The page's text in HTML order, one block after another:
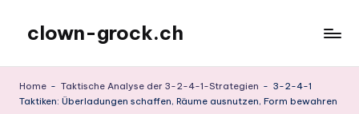
content
clown-grock.ch
Home - Taktische Analyse der 3-2-4-1-Strategien - 3-2-4-1
Taktiken: Überladungen schaffen, Räume ausnutzen, Form bewahren